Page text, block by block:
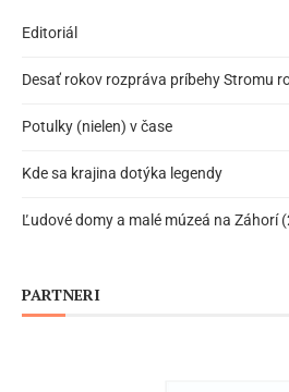
Editoriál
Desať rokov rozpráva príbehy Stromu
Potulky (nielen) v čase
Kde sa krajina dotýka legendy
Ľudové domy a malé múzeá na Záhorí
PARTNERI